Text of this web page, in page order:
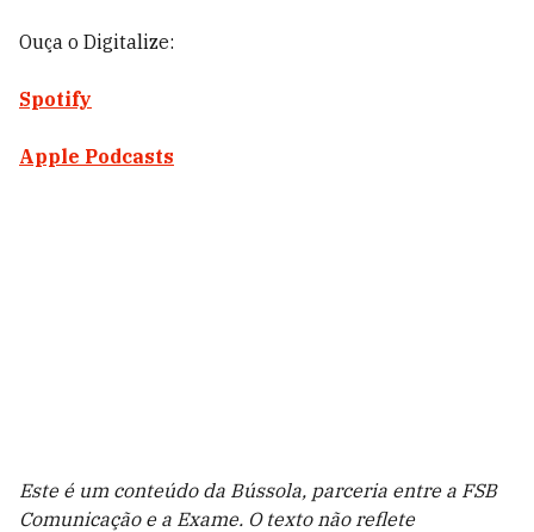
Ouça o Digitalize:
Spotify
Apple Podcasts
Este é um conteúdo da Bússola, parceria entre a FSB
Comunicação e a Exame. O texto não reflete